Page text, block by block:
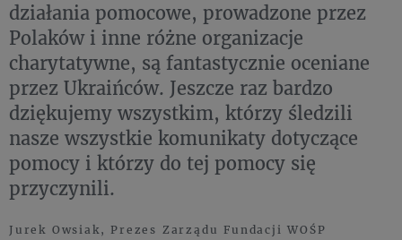
działania pomocowe, prowadzone przez
Polaków i inne różne organizacje
charytatywne, są fantastycznie oceniane
przez Ukraińców. Jeszcze raz bardzo
dziękujemy wszystkim, którzy śledzili
nasze wszystkie komunikaty dotyczące
pomocy i którzy do tej pomocy się
przyczynili.
Jurek Owsiak, Prezes Zarządu Fundacji WOŚP